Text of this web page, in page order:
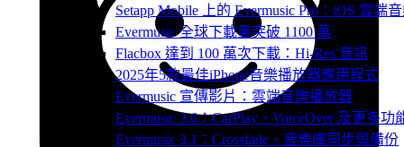
Setapp Mobile 上的 Evermusic Pro：iOS 雲端
Evermusic 全球下載量突破 1100 萬
Flacbox 達到 100 萬次下載：Hi-Res 音訊
2025年5款最佳iPhone音樂播放器應用程式
Evermusic 宣傳影片：雲端音樂播放器
Evermusic 3.6：CarPlay、VoiceOver 及更多功
Evermusic 3.1：Crossfade、音樂庫同步與備份